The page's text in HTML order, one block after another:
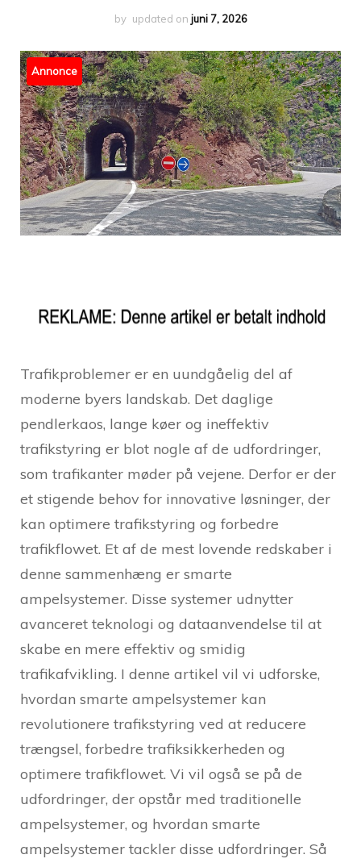
by updated on juni 7, 2026
Annonce
Trafikproblemer er en uundgåelig del af
moderne byers landskab. Det daglige
pendlerkaos, lange køer og ineffektiv
trafikstyring er blot nogle af de udfordringer,
som trafikanter møder på vejene. Derfor er der
et stigende behov for innovative løsninger, der
kan optimere trafikstyring og forbedre
trafikflowet. Et af de mest lovende redskaber i
denne sammenhæng er smarte
ampelsystemer. Disse systemer udnytter
avanceret teknologi og dataanvendelse til at
skabe en mere effektiv og smidig
trafikafvikling. I denne artikel vil vi udforske,
hvordan smarte ampelsystemer kan
revolutionere trafikstyring ved at reducere
trængsel, forbedre trafiksikkerheden og
optimere trafikflowet. Vi vil også se på de
udfordringer, der opstår med traditionelle
ampelsystemer, og hvordan smarte
ampelsystemer tackler disse udfordringer. Så